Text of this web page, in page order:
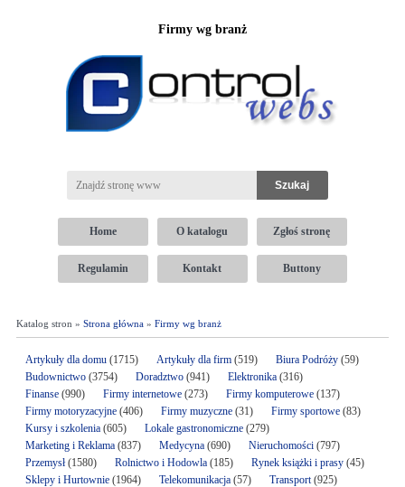
Firmy wg branż
Home O katalogu Zgłoś stronę
Regulamin Kontakt Buttony
Katalog stron » Strona główna» Firmy wg branż
Artykuły dla domu(1715) Artykuły dla firm(519) Biura Podróży(59)
Budownictwo(3754) Doradztwo(941) Elektronika (316)
Finanse(990) Firmy internetowe (273) Firmy komputerowe(137)
Firmy motoryzacyjne(406) Firmy muzyczne(31) Firmy sportowe(83)
Kursy i szkolenia(605) Lokale gastronomiczne(279)
Marketing i Reklama(837) Medycyna(690) Nieruchomości(797)
Przemysł(1580) Rolnictwo i Hodowla(185) Rynek książki i prasy(45)
Sklepy i Hurtownie(1964) Telekomunikacja(57) Transport(925)